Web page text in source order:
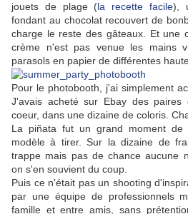
jouets de plage (la recette facile),
fondant au chocolat recouvert de
charge le reste des gâteaux. Et une
crème n'est pas venue les mains
parasols en papier de différentes
Pour le photobooth, j'ai simplement
J'avais acheté sur Ebay des
coeur, dans une dizaine de coloris.
La piñata fut un grand moment de
modèle à tirer. Sur la dizaine de
trappe mais pas de chance aucune
on s'en souvient du coup.
Puis ce n'était pas un shooting
par une équipe de professionnels
famille et entre amis, sans